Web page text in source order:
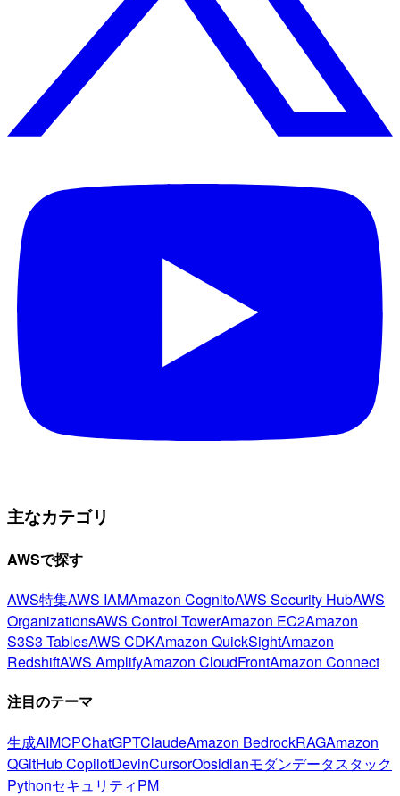
主なカテゴリ
AWSで探す
AWS特集AWS IAMAmazon CognitoAWS Security HubAWS
OrganizationsAWS Control TowerAmazon EC2Amazon
S3S3 TablesAWS CDKAmazon QuickSightAmazon
RedshiftAWS AmplifyAmazon CloudFrontAmazon Connect
注目のテーマ
生成AIMCPChatGPTClaudeAmazon BedrockRAGAmazon
QGitHub CopilotDevinCursorObsidianモダンデータスタック
PythonセキュリティPM